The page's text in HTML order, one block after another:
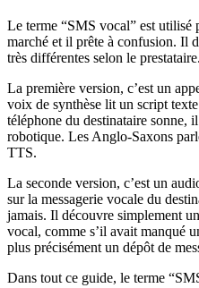
Le terme “SMS vocal” est utilisé
marché et il prête à confusion. Il
très différentes selon le prestataire.
La première version, c’est un
voix de synthèse lit un script
téléphone du destinataire sonne,
robotique. Les Anglo-Saxons
TTS.
La seconde version, c’est un
sur la messagerie vocale du
jamais. Il découvre simplement
vocal, comme s’il avait manqué
plus précisément un dépôt de
Dans tout ce guide, le terme